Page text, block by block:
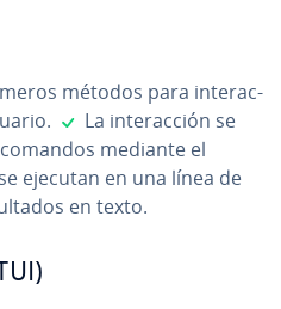
métodos para in­ter­ac­
✓
La in­ter­ac­ción se
mediante el
ejecutan en una línea de
en texto.